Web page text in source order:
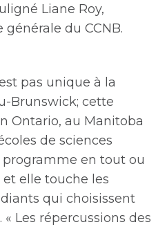
Liane Roy,
du CCNB.
pas unique à la
Brunswick; cette
Ontario, au Manitoba
de sciences
en tout ou
elle touche les
qui choisissent
Les répercussions des